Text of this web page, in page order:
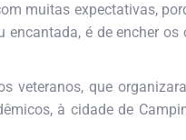
muitas expectativas,
é de encher
que
à cidade de